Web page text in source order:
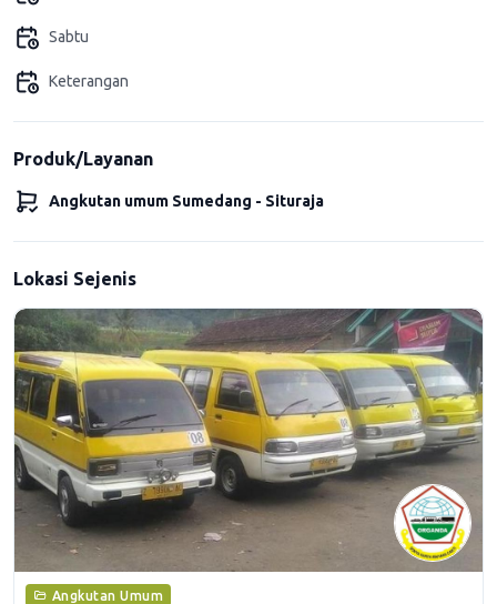
Sabtu
Keterangan
Produk/Layanan
Angkutan umum Sumedang - Situraja
Lokasi Sejenis
Angkutan Umum